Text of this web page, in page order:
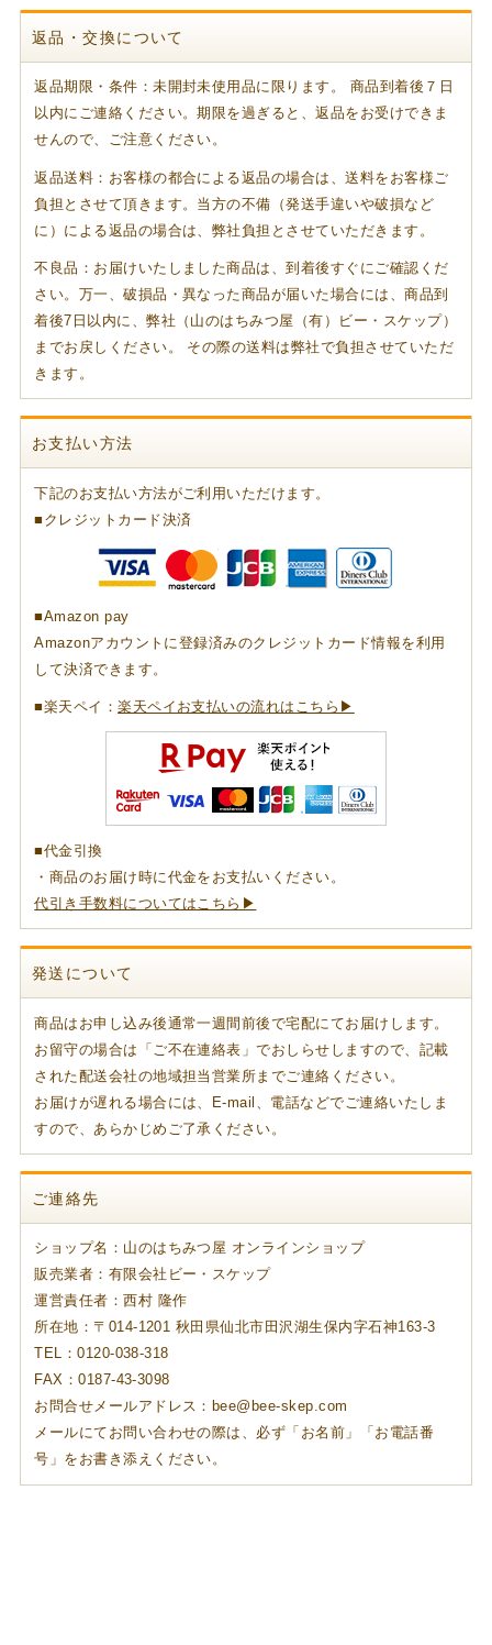
返品・交換について
返品期限・条件：未開封未使用品に限ります。 商品到着後７日
以内にご連絡ください。期限を過ぎると、返品をお受けできま
せんので、ご注意ください。
返品送料：お客様の都合による返品の場合は、送料をお客様ご
負担とさせて頂きます。当方の不備（発送手違いや破損など
に）による返品の場合は、弊社負担とさせていただきます。
不良品：お届けいたしました商品は、到着後すぐにご確認くだ
さい。万一、破損品・異なった商品が届いた場合には、商品到
着後7日以内に、弊社（山のはちみつ屋（有）ビー・スケップ）
までお戻しください。 その際の送料は弊社で負担させていただ
きます。
お支払い方法
下記のお支払い方法がご利用いただけます。
■クレジットカード決済
■Amazon pay
Amazonアカウントに登録済みのクレジットカード情報を利用
して決済できます。
■楽天ペイ：楽天ペイお支払いの流れはこちら▶
■代金引換
・商品のお届け時に代金をお支払いください。
代引き手数料についてはこちら▶
発送について
商品はお申し込み後通常一週間前後で宅配にてお届けします。
お留守の場合は「ご不在連絡表」でおしらせしますので、記載
された配送会社の地域担当営業所までご連絡ください。
お届けが遅れる場合には、E-mail、電話などでご連絡いたしま
すので、あらかじめご了承ください。
ご連絡先
ショップ名：山のはちみつ屋 オンラインショップ
販売業者：有限会社ビー・スケップ
運営責任者：西村 隆作
所在地：〒014-1201 秋田県仙北市田沢湖生保内字石神163-3
TEL：0120-038-318
FAX：0187-43-3098
お問合せメールアドレス：bee@bee-skep.com
メールにてお問い合わせの際は、必ず「お名前」「お電話番
号」をお書き添えください。